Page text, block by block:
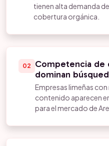
tienen alta demanda
cobertura orgánica.
02
Competencia de
dominan
Empresas limeñas
contenido aparecen
para el mercado de